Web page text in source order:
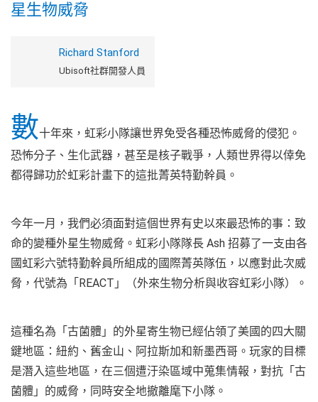
星生物威脅
Richard Stanford
Ubisoft社群開發人員
數十年來，虹彩小隊讓世界免受各種恐怖威脅的侵犯。
恐怖分子、生化武器，甚至是核子戰爭，人類世界得以倖免
都得歸功於虹彩計畫下的這批菁英特勤幹員。
今年一月，我們必須面對這個世界有史以來最恐怖的事：致
命的變種外星生物威脅。虹彩小隊隊長 Ash 招募了一支由各
國虹彩六號特勤幹員所組成的國際菁英隊伍，以應對此次威
脅，代號為「REACT」（外來生物分析與收容虹彩小隊）。
這種名為「古菌體」的外星寄生物已經佔領了美國的四大關
鍵地區：紐約、舊金山、阿拉斯加和新墨西哥。玩家的目標
是潛入這些地區，在三個遭汙染區域中蒐集情報，對抗「古
菌體」的威脅，同時安全地撤離麾下小隊。